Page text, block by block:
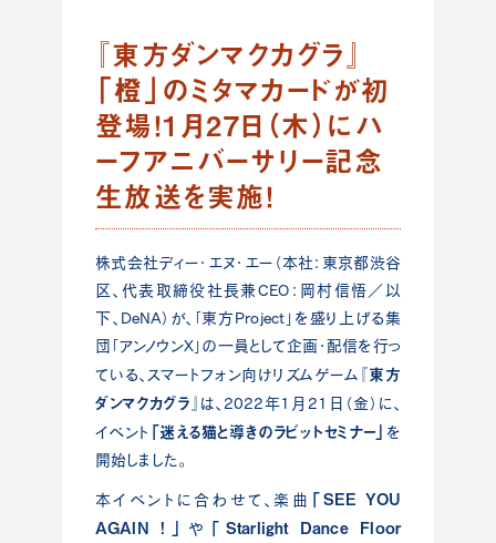
『東方ダンマクカグラ』
「橙」のミタマカードが初
登場！1月27日（木）にハ
ーフアニバーサリー記念
生放送を実施！
株式会社ディー・エヌ・エー（本社：東京都渋谷
区、代表取締役社長兼CEO：岡村信悟／以
下、DeNA）が、「東方Project」を盛り上げる集
団「アンノウンX」の一員として企画・配信を行っ
ている、スマートフォン向けリズムゲーム 『東方
ダンマクカグラ』 は、2022年1月21日（金）に、
イベント 「迷える猫と導きのラビットセミナー」 を
開始しました。
本イベントに合わせて、楽曲 「SEE YOU
AGAIN !」
や
「Starlight Dance Floor